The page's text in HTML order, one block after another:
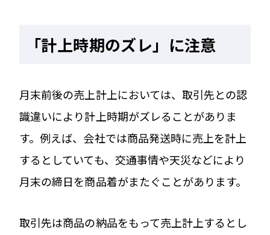
「計上時期のズレ」に注意
月末前後の売上計上においては、取引先との認
識違いにより計上時期がズレることがありま
す。例えば、会社では商品発送時に売上を計上
するとしていても、交通事情や天災などにより
月末の締日を商品着がまたぐことがあります。
取引先は商品の納品をもって売上計上するとし